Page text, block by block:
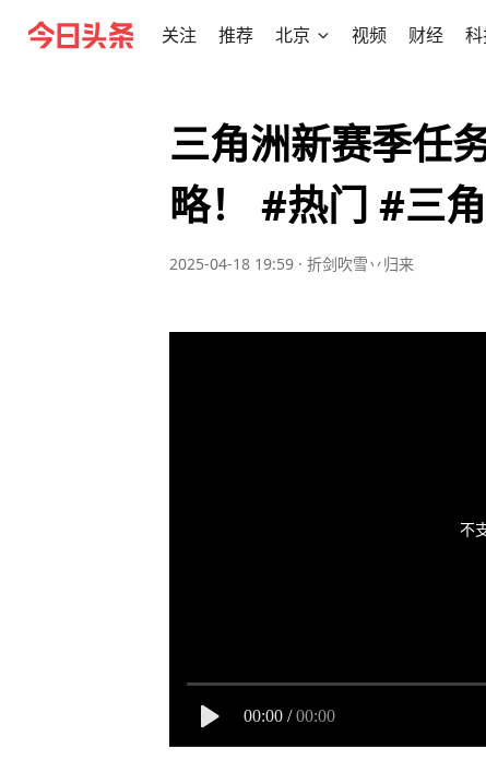
关注 推荐 北京 视频 财经
三角洲新赛季任
略！ #热门 #三
2025-04-18 19:59 · 折剑吹雪丷归来
不
00:00 / 00:00